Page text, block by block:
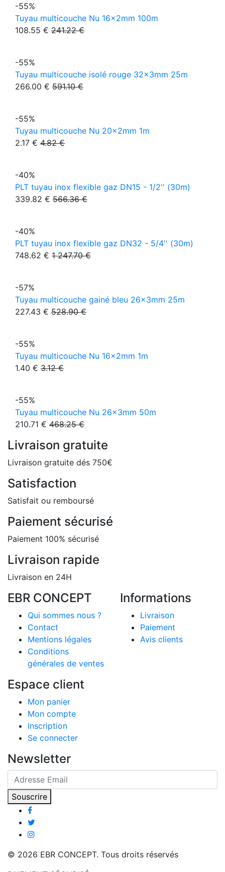
-55%
Tuyau multicouche Nu 16x2mm 100m
108.55 € 241.22 €
-55%
Tuyau multicouche isolé rouge 32x3mm 25m
266.00 € 591.10 €
-55%
Tuyau multicouche Nu 20x2mm 1m
2.17 € 4.82 €
-40%
PLT tuyau inox flexible gaz DN15 - 1/2'' (30m)
339.82 € 566.36 €
-40%
PLT tuyau inox flexible gaz DN32 - 5/4'' (30m)
748.62 € 1 247.70 €
-57%
Tuyau multicouche gainé bleu 26x3mm 25m
227.43 € 528.90 €
-55%
Tuyau multicouche Nu 16x2mm 1m
1.40 € 3.12 €
-55%
Tuyau multicouche Nu 26x3mm 50m
210.71 € 468.25 €
Livraison gratuite
Livraison gratuite dés 750€
Satisfaction
Satisfait ou remboursé
Paiement sécurisé
Paiement 100% sécurisé
Livraison rapide
Livraison en 24H
EBR CONCEPT
Qui sommes nous ?
Contact
Mentions légales
Conditions
générales de ventes
Informations
Livraison
Paiement
Avis clients
Espace client
Mon panier
Mon compte
Inscription
Se connecter
Newsletter
Souscrire
© 2026 EBR CONCEPT. Tous droits réservés